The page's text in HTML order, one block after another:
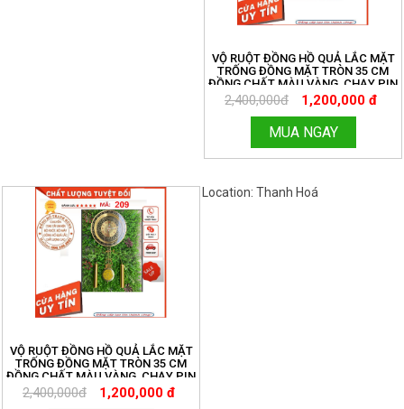
VỘ RUỘT ĐỒNG HỒ QUẢ LẮC MẶT
TRỐNG ĐỒNG MẶT TRÒN 35 CM
ĐỒNG CHẤT MÀU VÀNG, CHẠY PIN
TIỂU ĐƠN GIẢN. MIỄN SHIP TOÀN
QUỐC. ĐỒNG HỒ THANH HÙNG.
2,400,000đ 1,200,000 đ
MUA NGAY
VỘ RUỘT ĐỒNG HỒ QUẢ LẮC MẶT
TRỐNG ĐỒNG MẶT TRÒN 35 CM
ĐỒNG CHẤT MÀU VÀNG, CHẠY PIN
TIỂU ĐƠN GIẢN. MIỄN SHIP TOÀN
QUỐC. ĐỒNG HỒ THANH HÙNG.
2,400,000đ 1,200,000 đ
Location: Thanh Hoá